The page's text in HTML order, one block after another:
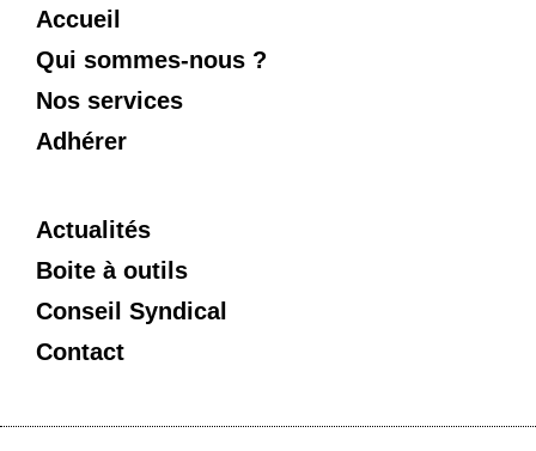
Accueil
Qui sommes-nous ?
Nos services
Adhérer
Actualités
Boite à outils
Conseil Syndical
Contact